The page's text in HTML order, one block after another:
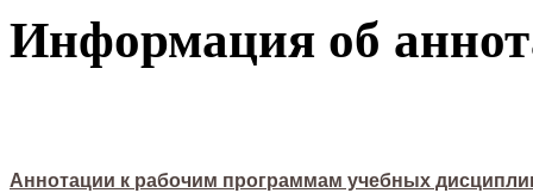
Информация об
Аннотации к рабочим программам учебных